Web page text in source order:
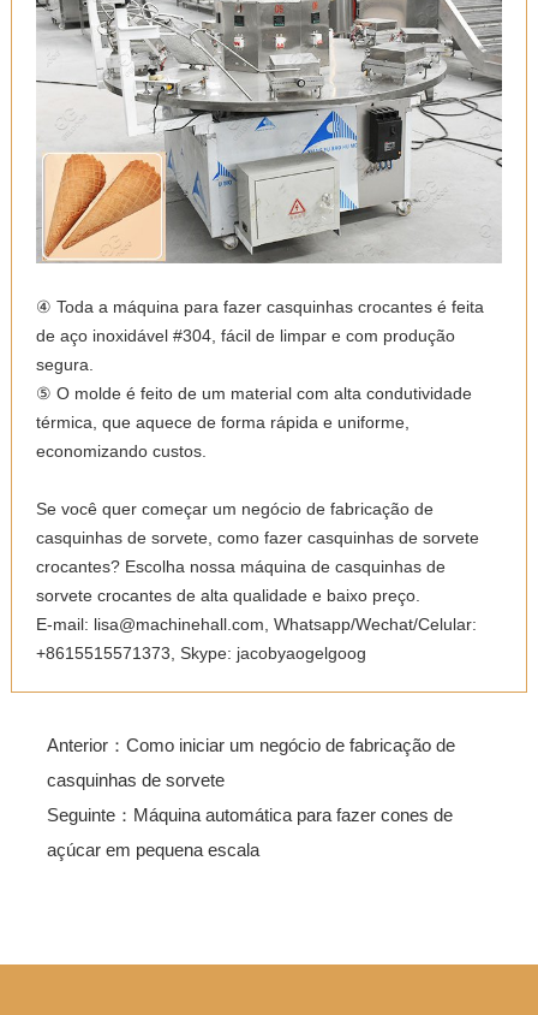
④ Toda a máquina para fazer casquinhas crocantes é feita
de aço inoxidável #304, fácil de limpar e com produção
segura.
⑤ O molde é feito de um material com alta condutividade
térmica, que aquece de forma rápida e uniforme,
economizando custos.
Se você quer começar um negócio de fabricação de
casquinhas de sorvete, como fazer casquinhas de sorvete
crocantes? Escolha nossa máquina de casquinhas de
sorvete crocantes de alta qualidade e baixo preço.
E-mail: lisa@machinehall.com, Whatsapp/Wechat/Celular:
+8615515571373, Skype: jacobyaogelgoog
Anterior： Como iniciar um negócio de fabricação de
casquinhas de sorvete
Seguinte： Máquina automática para fazer cones de
açúcar em pequena escala